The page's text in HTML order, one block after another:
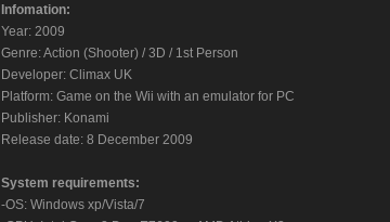
Infomation:
Year: 2009
Genre: Action (Shooter) / 3D / 1st Person
Developer: Climax UK
Platform: Game on the Wii with an emulator for PC
Publisher: Konami
Release date: 8 December 2009
System requirements:
-OS: Windows xp/Vista/7